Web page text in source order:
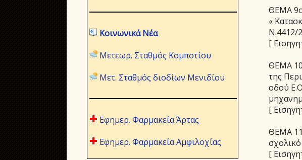
ΘΕΜΑ 9ο
«
Ν.4412/
[
ΘΕΜΑ
της
οδού
[
ΘΕΜΑ
[
Κοινωνικά Νέα
Μετεωρ. Σταθμός Κομποτίου
Μετ. Σταθμός διοδίων Μενιδίου
Εφημερ. Φαρμακεία Άρτας
Εφημερ. Φαρμακεία Αμφιλοχίας